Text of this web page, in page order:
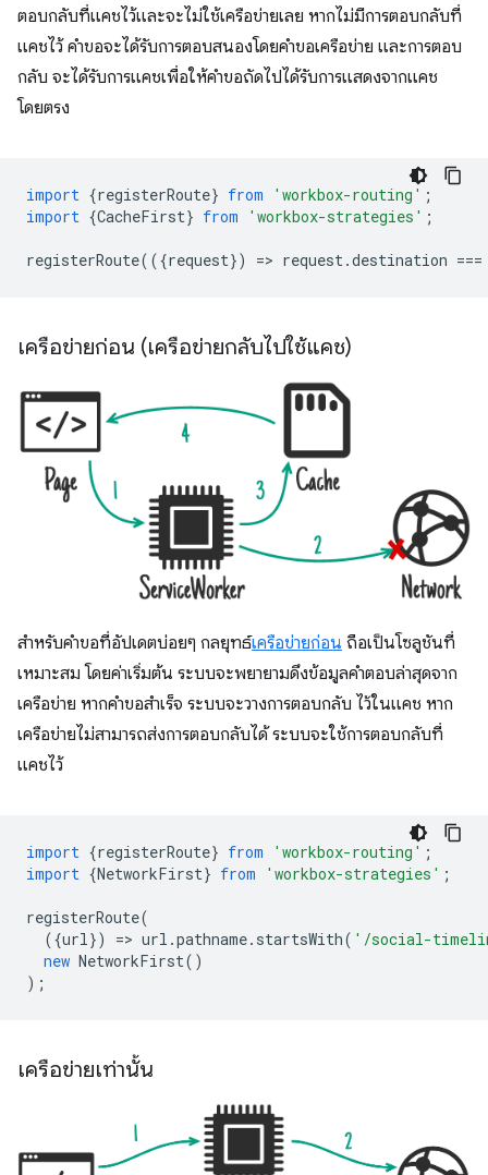
ตอบกลับที่แคชไว้และจะไม่ใช้เครือข่ายเลย หากไม่มีการตอบกลับที่
แคชไว้ คำขอจะได้รับการตอบสนองโดยคำขอเครือข่าย และการตอบ
กลับ จะได้รับการแคชเพื่อให้คำขอถัดไปได้รับการแสดงจากแคช
โดยตรง
import {registerRoute} from 'workbox-routing' ;
import {CacheFirst} from 'workbox-strategies' ;
registerRoute(({request}) => request.destination ===
เครือข่ายก่อน (เครือข่ายกลับไปใช้แคช)
สำหรับคำขอที่อัปเดตบ่อยๆ กลยุทธ์เครือข่ายก่อน ถือเป็นโซลูชันที่
เหมาะสม โดยค่าเริ่มต้น ระบบจะพยายามดึงข้อมูลคำตอบล่าสุดจาก
เครือข่าย หากคำขอสำเร็จ ระบบจะวางการตอบกลับ ไว้ในแคช หาก
เครือข่ายไม่สามารถส่งการตอบกลับได้ ระบบจะใช้การตอบกลับที่
แคชไว้
import {registerRoute} from 'workbox-routing' ;
import {NetworkFirst} from 'workbox-strategies' ;
registerRoute(
({url}) => url .pathname. startsWith( '/social-
new NetworkFirst()
);
เครือข่ายเท่านั้น